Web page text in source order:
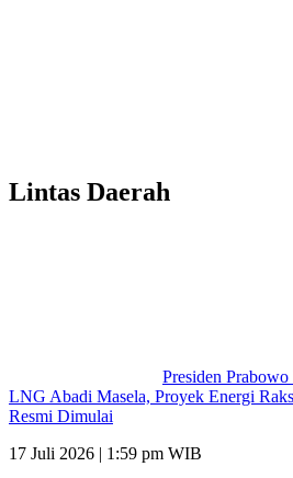
Lintas Daerah
Presiden
LNG Abadi Masela, Proyek Energi
Resmi Dimulai
17 Juli 2026 | 1:59 pm WIB